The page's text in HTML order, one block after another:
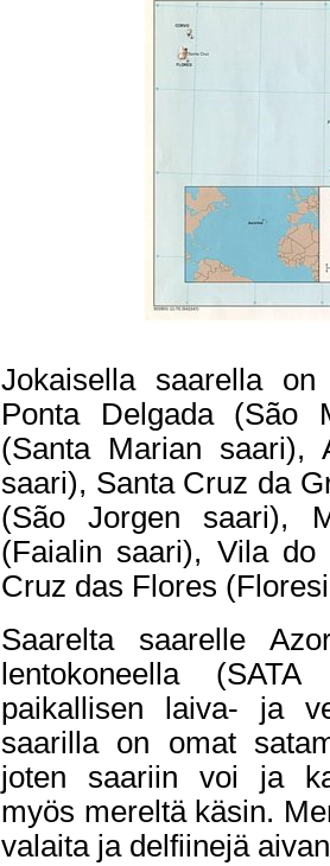
Jokaisella saarella on
Ponta Delgada (São
(Santa Marian saari),
saari), Santa Cruz da
(São Jorgen saari),
(Faialin saari), Vila
Cruz das Flores
Saarelta saarelle
lentokoneella
paikallisen laiva- ja
saarilla on omat
joten saariin voi ja
myös mereltä käsin.
valaita ja delfiinejä